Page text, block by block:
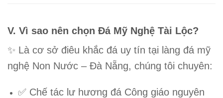
V. Vì sao nên chọn Đá Mỹ Nghệ Tài Lộc?
✨ Là cơ sở điêu khắc đá uy tín tại làng đá mỹ
nghệ Non Nước – Đà Nẵng, chúng tôi chuyên:
✅ Chế tác lư hương đá Công giáo nguyên